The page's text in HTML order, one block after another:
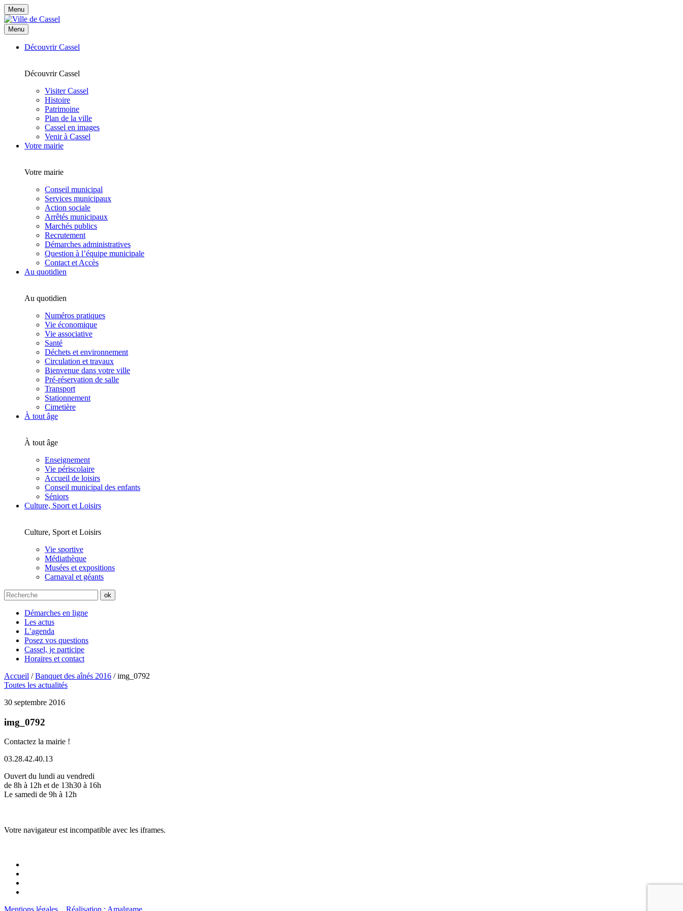
Menu
Menu
Découvrir Cassel
Découvrir Cassel
Visiter Cassel
Histoire
Patrimoine
Plan de la ville
Cassel en images
Venir à Cassel
Votre mairie
Votre mairie
Conseil municipal
Services municipaux
Action sociale
Arrêtés municipaux
Marchés publics
Recrutement
Démarches administratives
Question à l’équipe municipale
Contact et Accès
Au quotidien
Au quotidien
Numéros pratiques
Vie économique
Vie associative
Santé
Déchets et environnement
Circulation et travaux
Bienvenue dans votre ville
Pré-réservation de salle
Transport
Stationnement
Cimetière
À tout âge
À tout âge
Enseignement
Vie périscolaire
Accueil de loisirs
Conseil municipal des enfants
Séniors
Culture, Sport et Loisirs
Culture, Sport et Loisirs
Vie sportive
Médiathèque
Musées et expositions
Carnaval et géants
Démarches en ligne
Les actus
L’agenda
Posez vos questions
Cassel, je participe
Horaires et contact
Accueil /Banquet des aînés 2016 /img_0792
Toutes les actualités
30 septembre 2016
img_0792
Contactez la mairie !
03.28.42.40.13
Ouvert du lundi au vendredi
de 8h à 12h et de 13h30 à 16h
Le samedi de 9h à 12h
Votre navigateur est incompatible avec les iframes.